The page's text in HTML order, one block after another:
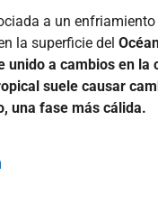
a un
la superficie del
unido a cambios en la
suele causar
una fase más cálida.